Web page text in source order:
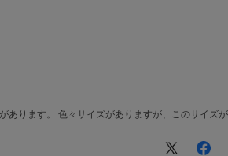
ります。 色々サイズがありますが、このサイズが